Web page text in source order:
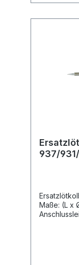
937/
Maße: (L x